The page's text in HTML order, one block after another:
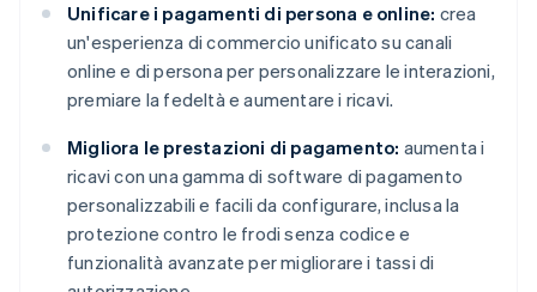
Unificare i pagamenti di persona e online: crea
un'esperienza di commercio unificato su canali
online e di persona per personalizzare le interazioni,
premiare la fedeltà e aumentare i ricavi.
Migliora le prestazioni di pagamento: aumenta i
ricavi con una gamma di software di pagamento
personalizzabili e facili da configurare, inclusa la
protezione contro le frodi senza codice e
funzionalità avanzate per migliorare i tassi di